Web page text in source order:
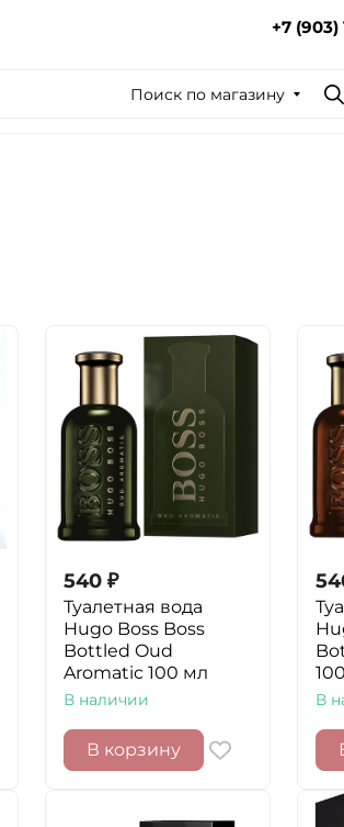
+7 (903)
Поиск по магазину
540 ₽
Туалетная вода
Hugo Boss Boss
Bottled Oud
Aromatic 100 мл
В наличии
В корзину
В